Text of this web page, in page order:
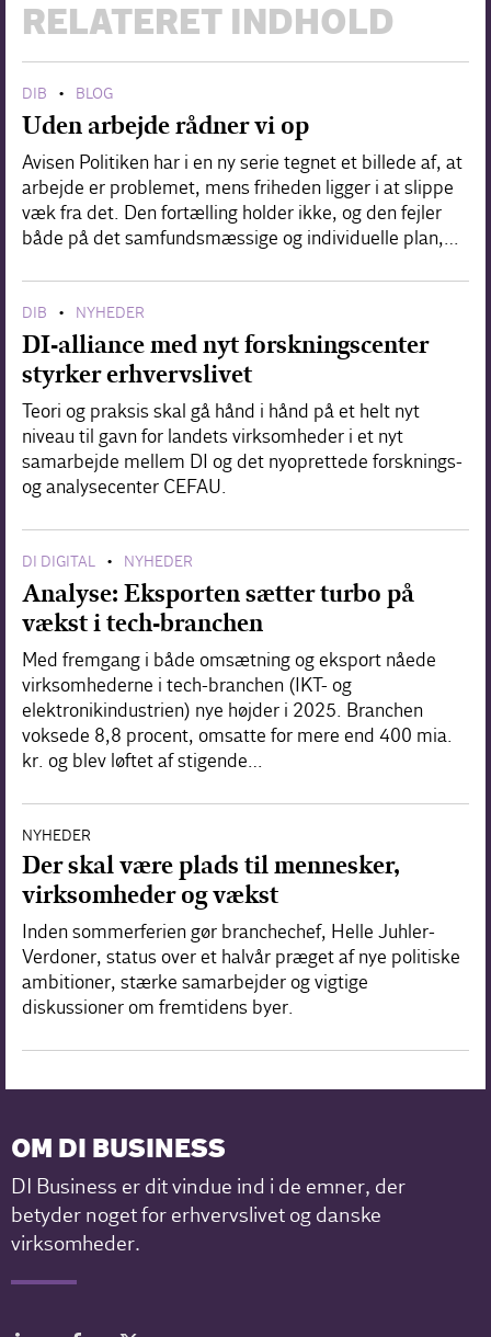
RELATERET INDHOLD
DIB • BLOG
Uden arbejde rådner vi op
Avisen Politiken har i en ny serie tegnet et billede af, at
arbejde er problemet, mens friheden ligger i at slippe
væk fra det. Den fortælling holder ikke, og den fejler
både på det samfundsmæssige og individuelle plan,…
DIB • NYHEDER
DI-alliance med nyt forskningscenter
styrker erhvervslivet
Teori og praksis skal gå hånd i hånd på et helt nyt
niveau til gavn for landets virksomheder i et nyt
samarbejde mellem DI og det nyoprettede forsknings-
og analysecenter CEFAU.
DI DIGITAL • NYHEDER
Analyse: Eksporten sætter turbo på
vækst i tech-branchen
Med fremgang i både omsætning og eksport nåede
virksomhederne i tech-branchen (IKT- og
elektronikindustrien) nye højder i 2025. Branchen
voksede 8,8 procent, omsatte for mere end 400 mia.
kr. og blev løftet af stigende…
NYHEDER
Der skal være plads til mennesker,
virksomheder og vækst
Inden sommerferien gør branchechef, Helle Juhler-
Verdoner, status over et halvår præget af nye politiske
ambitioner, stærke samarbejder og vigtige
diskussioner om fremtidens byer.
OM DI BUSINESS
DI Business er dit vindue ind i de emner, der
betyder noget for erhvervslivet og danske
virksomheder.